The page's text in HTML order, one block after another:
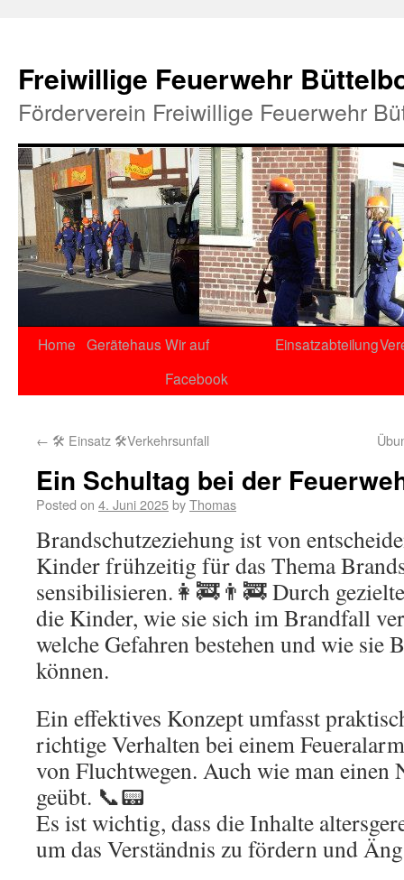
Freiwillige Feuerwehr
Förderverein Freiwillige Feuerwehr
Home Gerätehaus Wir auf
Facebook
Einsatzabteilung
← 🛠 Einsatz 🛠️Verkehrsunfall
Ein Schultag bei der
Posted on 4. Juni 2025byThomas
Brandschutzeziehung ist von
Kinder frühzeitig für das Thema
sensibilisieren.👩‍🚒👨‍🚒 Durch
die Kinder, wie sie sich im Brandfall
welche Gefahren bestehen und wie sie
können.
Ein effektives Konzept umfasst
richtige Verhalten bei einem
von Fluchtwegen. Auch wie man einen
geübt. 📞📟
Es ist wichtig, dass die Inhalte
um das Verständnis zu fördern und